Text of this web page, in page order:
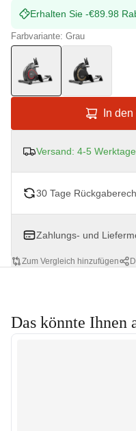
Erhalten Sie -€89.98
Farbvariante: Grau
In
Versand: 4-5 Werktage
30 Tage
Zahlungs- und
Zum Vergleich hinzufügen
Das könnte Ihnen